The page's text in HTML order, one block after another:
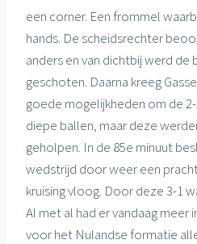
een corner. Een frommel
hands. De scheidsrechter
anders en van dichtbij werd de
geschoten. Daarna kreeg
goede mogelijkheden om de
diepe ballen, maar deze
geholpen. In de 85e minuut
wedstrijd door weer een
kruising vloog. Door deze 3-1
Al met al had er vandaag meer
voor het Nulandse formatie